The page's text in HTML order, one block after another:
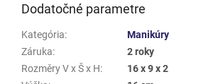
Dodatočné parametre
Kategória:
Manikúry
Záruka:
2 roky
Rozměry V x Š x H:
16 x 9 x 2